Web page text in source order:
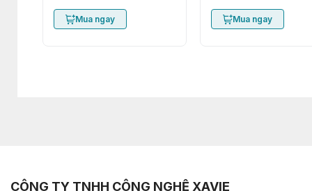
Mua ngay Mua ngay
CÔNG TY TNHH CÔNG NGHỆ XAVIE